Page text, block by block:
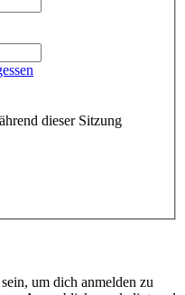
dieser Sitzung
um dich anmelden zu